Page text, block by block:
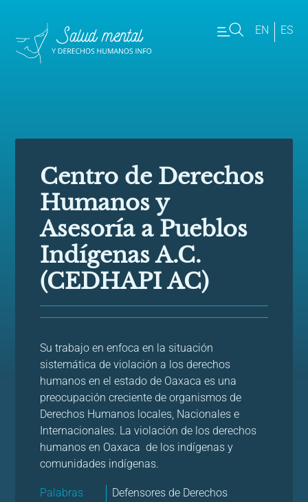
EN ES
Centro de Derechos
Humanos y
Asesoría a Pueblos
Indígenas A.C.
(CEDHAPI AC)
Su trabajo en enfoca en la situación
sistemática de violación a los derechos
humanos en el estado de Oaxaca es una
preocupación creciente de organismos de
Derechos Humanos locales, Nacionales e
Internacionales. La violación de los derechos
humanos en Oaxaca de los indígenas y
comunidades indígenas.
Palabras
Defensores de Derechos